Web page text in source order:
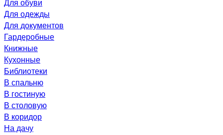
Для одежды
Для документов
Гардеробные
Книжные
Кухонные
Библиотеки
В спальню
В гостиную
В столовую
В коридор
На дачу